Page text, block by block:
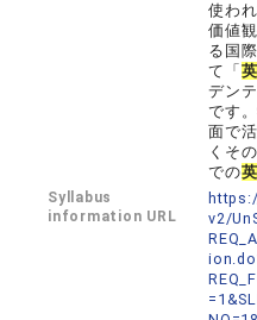
使わ
価値
る国
て「
デン
です
面で
くそ
での
Syllabus
information URL
v2/